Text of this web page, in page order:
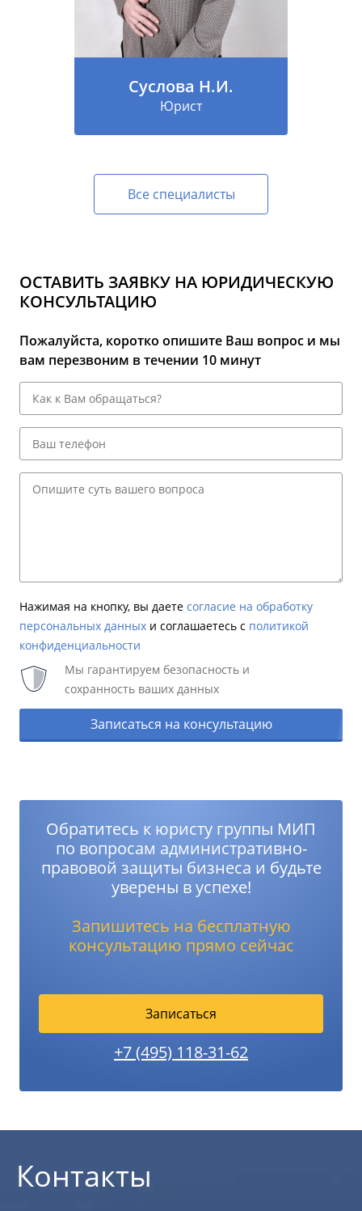
Суслова Н.И.
Юрист
Все специалисты
ОСТАВИТЬ ЗАЯВКУ НА ЮРИДИЧЕСКУЮ
КОНСУЛЬТАЦИЮ
Пожалуйста, коротко опишите Ваш вопрос и мы
вам перезвоним в течении 10 минут
Нажимая на кнопку, вы даете согласие на обработку
персональных данных и соглашаетесь c политикой
конфиденциальности
Мы гарантируем безопасность и
сохранность ваших данных
Записаться на консультацию
Обратитесь к юристу группы МИП
по вопросам административно-
правовой защиты бизнеса и будьте
уверены в успехе!
Запишитесь на бесплатную
консультацию прямо сейчас
Записаться
+7 (495) 118-31-62
Контакты